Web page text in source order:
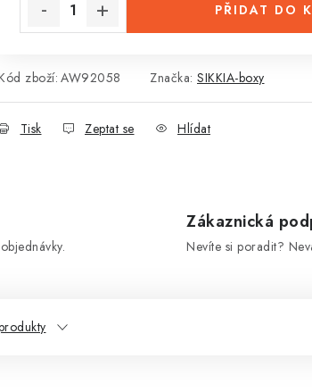
PŘIDAT DO
zboží:AW92058 Značka: SIKKIA-boxy
Tisk Zeptat se Hlídat
Zákaznická
Nevíte si poradit?